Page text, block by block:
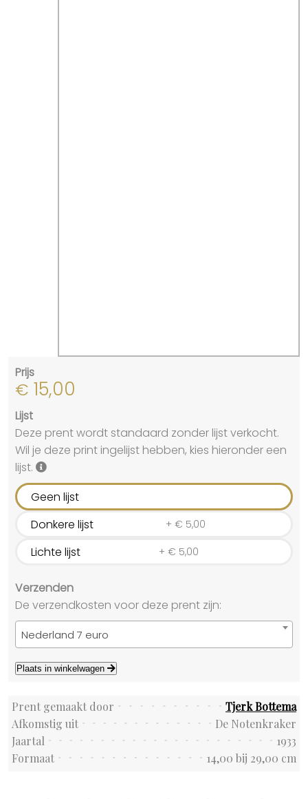
Prijs
€ 15,00
Lijst
Deze prent wordt standaard zonder lijst verkocht.
Wil je deze print ingelijst hebben, kies hieronder een
lijst.
Geen lijst
Donkere lijst
+ € 5,00
Lichte lijst + € 5,00
Verzenden
De verzendkosten voor deze prent zijn:
Nederland 7 euro
Plaats in winkelwagen
Prent gemaakt door
Tjerk Bottema
Afkomstig uit
De Notenkraker
Jaartal
1933
Formaat
14,00 bij 29,00 cm